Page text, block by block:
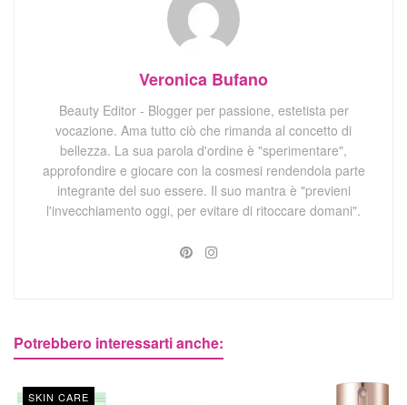
Veronica Bufano
Beauty Editor - Blogger per passione, estetista per
vocazione. Ama tutto ciò che rimanda al concetto di
bellezza. La sua parola d'ordine è "sperimentare",
approfondire e giocare con la cosmesi rendendola parte
integrante del suo essere. Il suo mantra è "previeni
l'invecchiamento oggi, per evitare di ritoccare domani".
Potrebbero interessarti anche:
SKIN CARE